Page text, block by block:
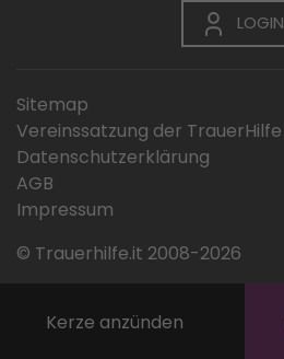
Kerze anzünden
LOGIN
Sitemap
Vereinssatzung der TrauerHilfe
Datenschutzerklärung
AGB
Impressum
© Trauerhilfe.it 2008-2026